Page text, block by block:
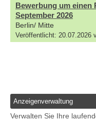
Bewerbung um einen
September 2026
Berlin/ Mitte
Veröffentlicht: 20.07.2026
Anzeigenverwaltung
Verwalten Sie Ihre